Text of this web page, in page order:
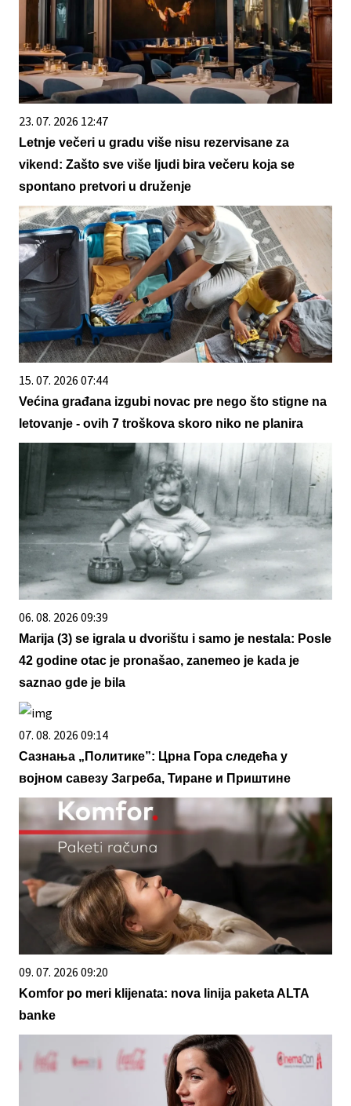
23. 07. 2026 12:47
Letnje večeri u gradu više nisu rezervisane za
vikend: Zašto sve više ljudi bira večeru koja se
spontano pretvori u druženje
15. 07. 2026 07:44
Većina građana izgubi novac pre nego što stigne na
letovanje - ovih 7 troškova skoro niko ne planira
06. 08. 2026 09:39
Marija (3) se igrala u dvorištu i samo je nestala: Posle
42 godine otac je pronašao, zanemeo je kada je
saznao gde je bila
07. 08. 2026 09:14
Сазнања „Политике”: Црна Гора следећа у
војном савезу Загреба, Тиране и Приштине
09. 07. 2026 09:20
Komfor po meri klijenata: nova linija paketa ALTA
banke